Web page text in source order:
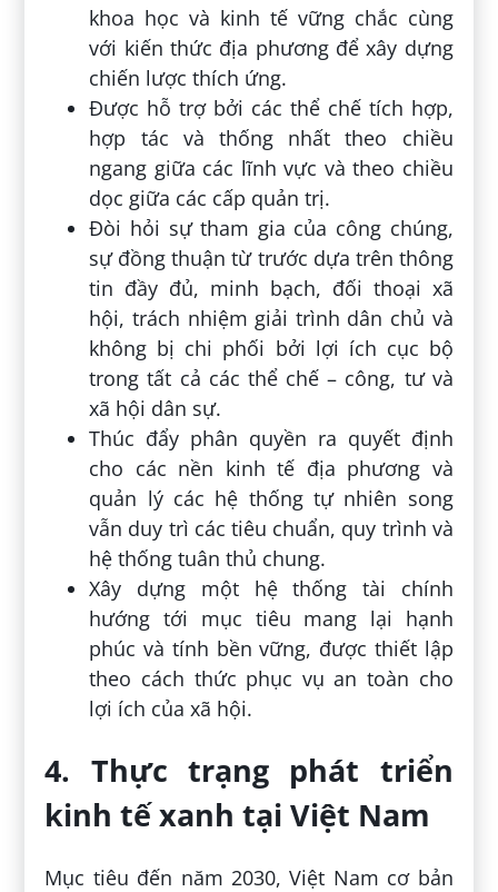
khoa học và kinh tế vững chắc cùng
với kiến thức địa phương để xây dựng
chiến lược thích ứng.
Được hỗ trợ bởi các thể chế tích hợp,
hợp tác và thống nhất theo chiều
ngang giữa các lĩnh vực và theo chiều
dọc giữa các cấp quản trị.
Đòi hỏi sự tham gia của công chúng,
sự đồng thuận từ trước dựa trên thông
tin đầy đủ, minh bạch, đối thoại xã
hội, trách nhiệm giải trình dân chủ và
không bị chi phối bởi lợi ích cục bộ
trong tất cả các thể chế – công, tư và
xã hội dân sự.
Thúc đẩy phân quyền ra quyết định
cho các nền kinh tế địa phương và
quản lý các hệ thống tự nhiên song
vẫn duy trì các tiêu chuẩn, quy trình và
hệ thống tuân thủ chung.
Xây dựng một hệ thống tài chính
hướng tới mục tiêu mang lại hạnh
phúc và tính bền vững, được thiết lập
theo cách thức phục vụ an toàn cho
lợi ích của xã hội.
4. Thực trạng phát triển
kinh tế xanh tại Việt Nam
Mục tiêu đến năm 2030, Việt Nam cơ bản